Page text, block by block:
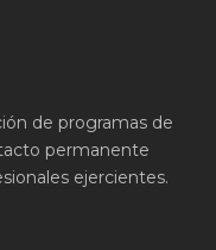
de programas de
permanente
ejercientes.